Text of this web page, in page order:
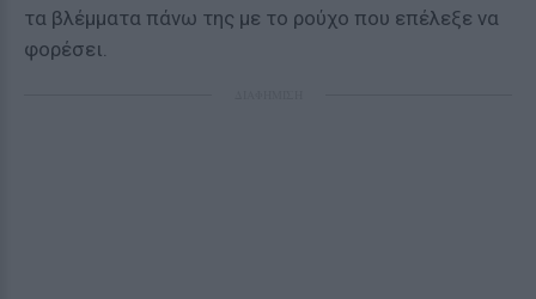
τα βλέμματα πάνω της με το ρούχο που επέλεξε να
φορέσει.